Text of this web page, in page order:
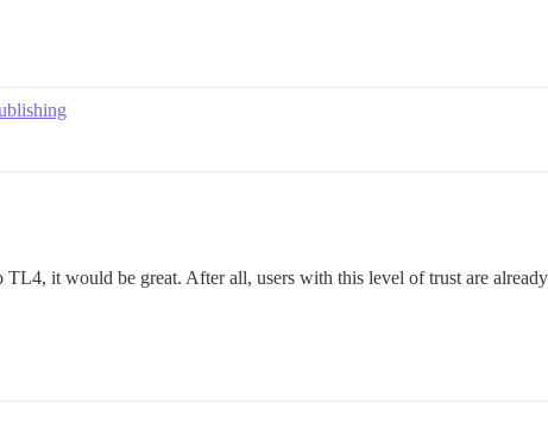
it would be great. After all, users with this level of trust are